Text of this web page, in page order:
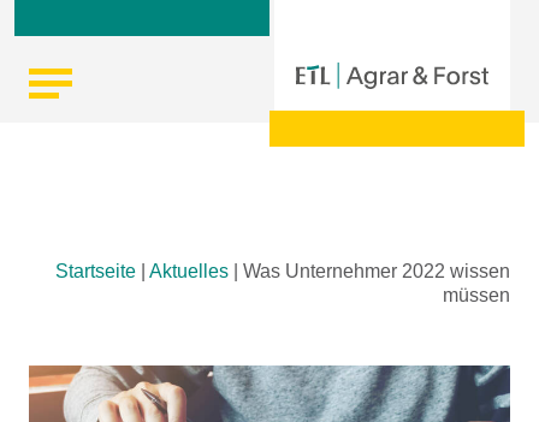
Startseite Aktuelles
Was Unternehmer 2022 wissen
müssen